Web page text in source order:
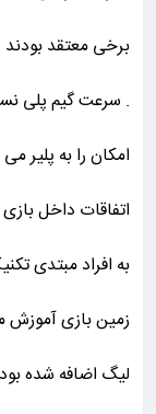
برخی معتقد بودند
. سرعت گیم پلی
امکان را به پلیر
اتفاقات داخل
به افراد مبتدی
زمین بازی